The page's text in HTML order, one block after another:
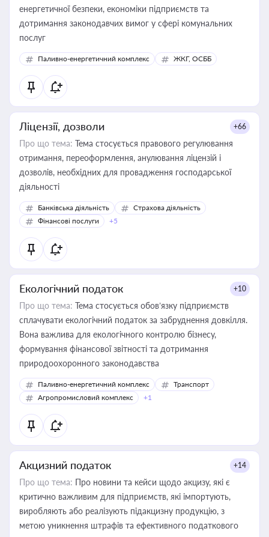
енергетичної безпеки, економіки підприємств та
дотримання законодавчих вимог у сфері комунальних
послуг
Паливно-енергетичний комплекс ЖКГ, ОСББ
Ліцензії, дозволи +66
Про що тема: Тема стосується правового регулювання
отримання, переоформлення, анулювання ліцензій і
дозволів, необхідних для провадження господарської
діяльності
Банківська діяльність
Страхова діяльність
Фінансові послуги
+5
Екологічний податок +10
Про що тема: Тема стосується обов’язку підприємств
сплачувати екологічний податок за забруднення довкілля.
Вона важлива для екологічного контролю бізнесу,
формування фінансової звітності та дотримання
природоохоронного законодавства
Паливно-енергетичний комплекс
Транспорт
Агропромисловий комплекс
+1
Акцизний податок +14
Про що тема: Про новини та кейси щодо акцизу, які є
критично важливим для підприємств, які імпортують,
виробляють або реалізують підакцизну продукцію, з
метою уникнення штрафів та ефективного податкового